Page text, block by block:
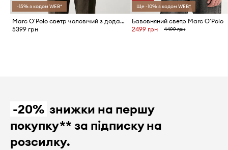
-15% з кодом WEB*
Marc O'Polo светр чоловічий з додаванням вовни
5399 грн
Ще -10% з кодом WEB*
Бавовняний светр Marc O'Polo
2499 грн
4499 грн
-20% знижки на першу
покупку** за підписку на
розсилку.